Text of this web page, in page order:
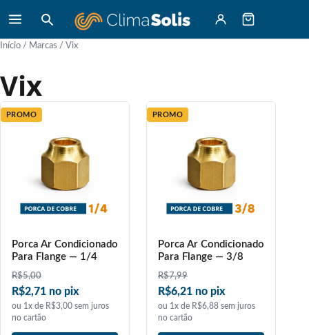
Início / Marcas / Vix
Vix
PROMO
Porca Ar Condicionado
Para Flange — 1/4
R$5,00
R$2,71 no pix
ou 1x de R$3,00 sem juros
no cartão
PROMO
Porca Ar Condicionado
Para Flange — 3/8
R$7,99
R$6,21 no pix
ou 1x de R$6,88 sem juros
no cartão